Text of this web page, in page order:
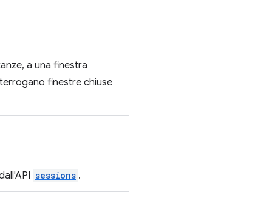
a una finestra
finestre chiuse
sessions .